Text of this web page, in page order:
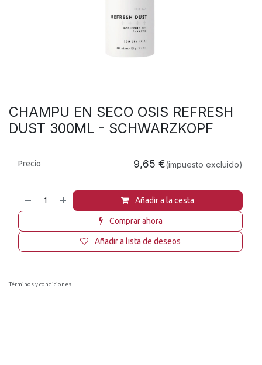
CHAMPU EN SECO OSIS REFRESH
DUST 300ML - SCHWARZKOPF
Añadir a la cesta
Comprar ahora
Añadir a lista de deseos
Precio 9,65 €(impuesto excluido)
Términos y condiciones